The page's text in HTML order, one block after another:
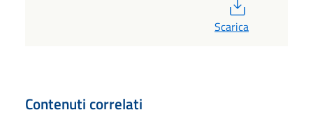
Scarica
Contenuti correlati